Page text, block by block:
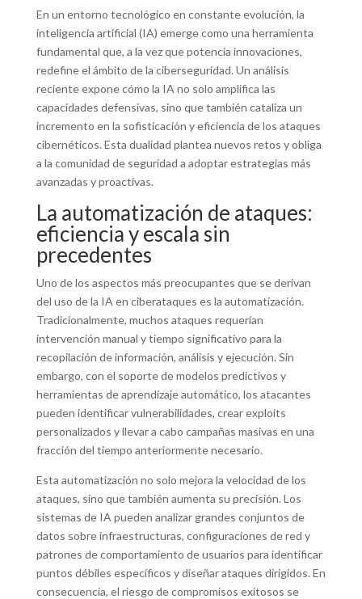
En un entorno tecnológico en constante evolución, la
inteligencia artificial (IA) emerge como una herramienta
fundamental que, a la vez que potencia innovaciones,
redefine el ámbito de la ciberseguridad. Un análisis
reciente expone cómo la IA no solo amplifica las
capacidades defensivas, sino que también cataliza un
incremento en la sofisticación y eficiencia de los ataques
cibernéticos. Esta dualidad plantea nuevos retos y obliga
a la comunidad de seguridad a adoptar estrategias más
avanzadas y proactivas.
La automatización de ataques:
eficiencia y escala sin
precedentes
Uno de los aspectos más preocupantes que se derivan
del uso de la IA en ciberataques es la automatización.
Tradicionalmente, muchos ataques requerían
intervención manual y tiempo significativo para la
recopilación de información, análisis y ejecución. Sin
embargo, con el soporte de modelos predictivos y
herramientas de aprendizaje automático, los atacantes
pueden identificar vulnerabilidades, crear exploits
personalizados y llevar a cabo campañas masivas en una
fracción del tiempo anteriormente necesario.
Esta automatización no solo mejora la velocidad de los
ataques, sino que también aumenta su precisión. Los
sistemas de IA pueden analizar grandes conjuntos de
datos sobre infraestructuras, configuraciones de red y
patrones de comportamiento de usuarios para identificar
puntos débiles específicos y diseñar ataques dirigidos. En
consecuencia, el riesgo de compromisos exitosos se